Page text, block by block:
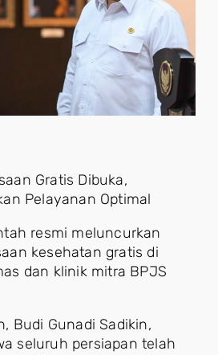
Gratis Dibuka,
Pelayanan Optimal
resmi meluncurkan
kesehatan gratis di
dan klinik mitra BPJS
Budi Gunadi Sadikin,
seluruh persiapan telah